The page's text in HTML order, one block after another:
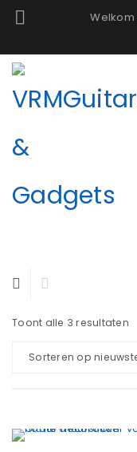
Welkom
Toont alle 3 resultaten
Sorteren op